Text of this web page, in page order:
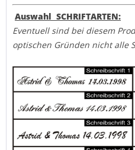
Auswahl SCHRIFTARTEN:
Eventuell sind bei diesem
optischen Gründen nicht alle